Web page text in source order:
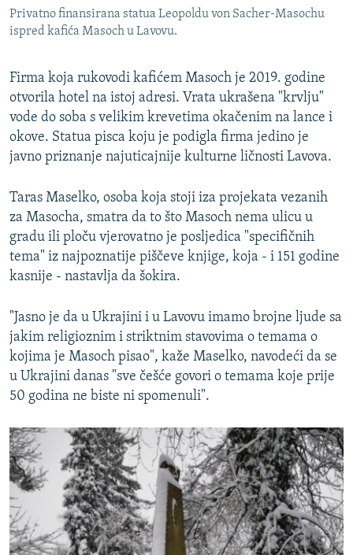
Privatno finansirana statua Leopoldu von Sacher-Masochu
ispred kafića Masoch u Lavovu.
Firma koja rukovodi kafićem Masoch je 2019. godine
otvorila hotel na istoj adresi. Vrata ukrašena "krvlju"
vode do soba s velikim krevetima okačenim na lance i
okove. Statua pisca koju je podigla firma jedino je
javno priznanje najuticajnije kulturne ličnosti Lavova.
Taras Maselko, osoba koja stoji iza projekata vezanih
za Masocha, smatra da to što Masoch nema ulicu u
gradu ili ploču vjerovatno je posljedica "specifičnih
tema" iz najpoznatije piščeve knjige, koja - i 151 godine
kasnije - nastavlja da šokira.
"Jasno je da u Ukrajini i u Lavovu imamo brojne ljude sa
jakim religioznim i striktnim stavovima o temama o
kojima je Masoch pisao", kaže Maselko, navodeći da se
u Ukrajini danas "sve češće govori o temama koje prije
50 godina ne biste ni spomenuli".